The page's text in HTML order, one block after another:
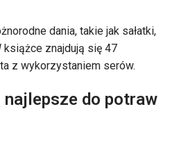
dania, takie jak sałatki,
książce znajdują się 47
z wykorzystaniem serów.
najlepsze do potraw